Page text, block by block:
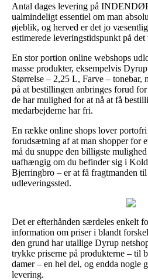
Antal dages levering på
ualmindeligt essentiel om man
øjeblik, og herved er det jo
estimerede leveringstidspunkt på
En stor portion online webshops
masse produkter, eksempelvis
Størrelse – 2,25 L, Farve – tonebar,
på at bestillingen anbringes forud
de har mulighed for at nå at få
medarbejderne har fri.
En række online shops lover
forudsætning af at man shopper for
må du snuppe den billigste
uafhængig om du befinder sig i
Bjerringbro – er at få fragtmanden
udleveringssted.
Det er efterhånden særdeles enkelt
information om priser i blandt
den grund har utallige Dyrup
trykke priserne på produkterne – til
damer – en hel del, og endda nogle
levering.